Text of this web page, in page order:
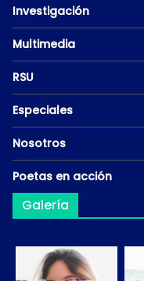
Investigación
Multimedia
RSU
Especiales
Nosotros
Poetas en acción
Galería